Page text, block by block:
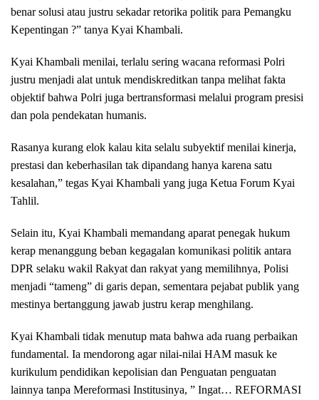
benar solusi atau justru sekadar retorika politik para Pemangku
Kepentingan ?” tanya Kyai Khambali.
Kyai Khambali menilai, terlalu sering wacana reformasi Polri
justru menjadi alat untuk mendiskreditkan tanpa melihat fakta
objektif bahwa Polri juga bertransformasi melalui program presisi
dan pola pendekatan humanis.
Rasanya kurang elok kalau kita selalu subyektif menilai kinerja,
prestasi dan keberhasilan tak dipandang hanya karena satu
kesalahan,” tegas Kyai Khambali yang juga Ketua Forum Kyai
Tahlil.
Selain itu, Kyai Khambali memandang aparat penegak hukum
kerap menanggung beban kegagalan komunikasi politik antara
DPR selaku wakil Rakyat dan rakyat yang memilihnya, Polisi
menjadi “tameng” di garis depan, sementara pejabat publik yang
mestinya bertanggung jawab justru kerap menghilang.
Kyai Khambali tidak menutup mata bahwa ada ruang perbaikan
fundamental. Ia mendorong agar nilai-nilai HAM masuk ke
kurikulum pendidikan kepolisian dan Penguatan penguatan
lainnya tanpa Mereformasi Institusinya, ” Ingat… REFORMASI